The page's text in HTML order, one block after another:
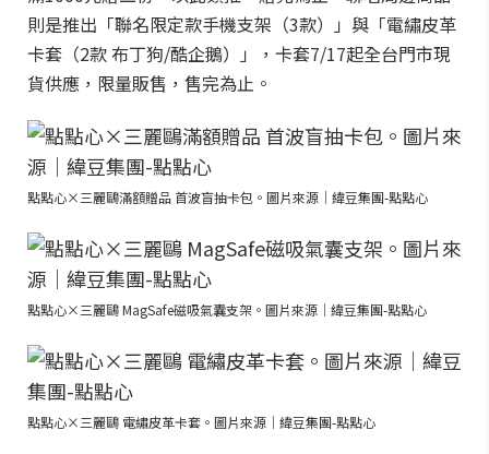
則是推出「聯名限定款手機支架（3款）」與「電繡皮革
卡套（2款 布丁狗/酷企鵝）」，卡套7/17起全台門市現
貨供應，限量販售，售完為止。
點點心×三麗鷗滿額贈品 首波盲抽卡包。圖片來源｜緯豆集團-點點心
點點心×三麗鷗 MagSafe磁吸氣囊支架。圖片來源｜緯豆集團-點點心
點點心×三麗鷗 電繡皮革卡套。圖片來源｜緯豆集團-點點心